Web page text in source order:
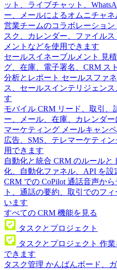
ット、ライブチャット、
ー、メールによるオムニチャネ
営業チームのコラボレーション
スク、カレンダー、ファイル
メントなどを使用できます
セールスイネーブルメント
見
グ、在庫、電子署名、CRM ス
分析とレポート セールスファ
ス、セールスインテリジェン
す
モバイル CRM リード、取引、
ー、メール、在庫、カレンダ
マーケティング メールキャン
広告、SMS、テレマーケティ
用できます
自動化と統合 CRM のルールと
化、自動化ファネル、API を設
CRM での CoPilot 通話音声か
ト、通話の要約、取引でのフ
います
すべての CRM 機能を見る
タスクとプロジェクト
タスクとプロジェクト 作業
できます
タスク管理 かんばんボード、